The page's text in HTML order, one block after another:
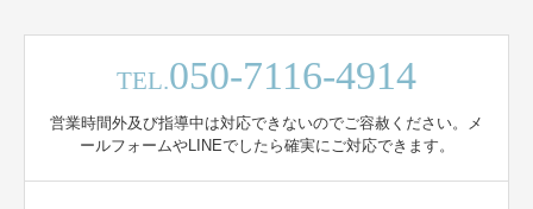
TEL.050-7116-4914
営業時間外及び指導中は対応できないのでご容赦ください。メ
ールフォームやLINEでしたら確実にご対応できます。